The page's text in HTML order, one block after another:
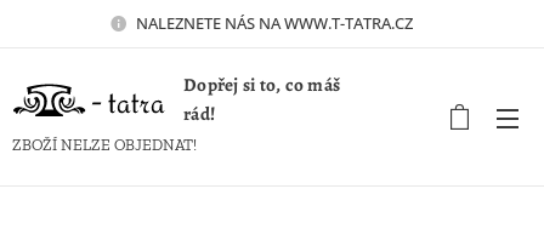
NALEZNETE NÁS NA WWW.T-TATRA.CZ 🚀
Dopřej si to, co máš
rád!
ZBOŽÍ NELZE OBJEDNAT!